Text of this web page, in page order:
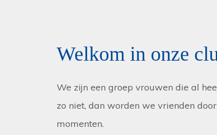
Welkom in onze
We zijn een groep vrouwen die al
zo niet, dan worden we vrienden
momenten.